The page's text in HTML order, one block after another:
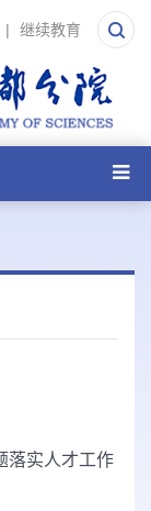
| 继续教育
落实人才工作